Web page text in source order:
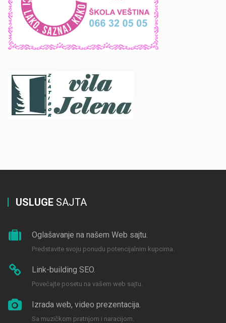
USLUGE SAJTA
Oglašavanje na našem Web sajtu.
Predstavite svoju ponudu potencijalnim kupcima.
Link-building SEO.
Povećajte posetu na vašem web sajtu.
Izrada web, video prezentacija.
Sa muzičkom pratnjom i naracijom.